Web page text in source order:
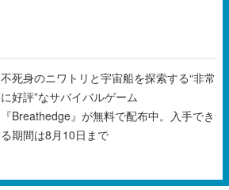
不死身のニワトリと宇宙船を探索する“非常
に好評”なサバイバルゲーム
『Breathedge』が無料で配布中。入手でき
る期間は8月10日まで